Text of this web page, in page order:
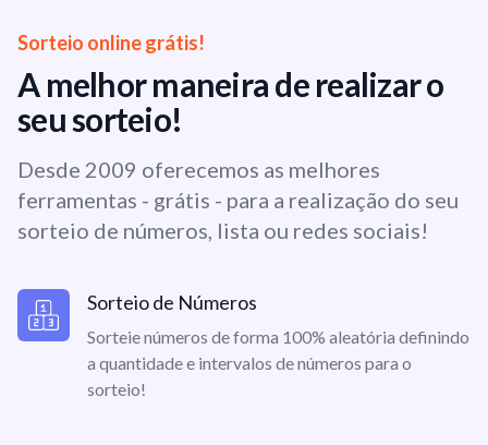
Sorteio online grátis!
A melhor maneira de realizar o
seu sorteio!
Desde 2009 oferecemos as melhores
ferramentas - grátis - para a realização do seu
sorteio de números, lista ou redes sociais!
Sorteio de Números
Sorteie números de forma 100% aleatória definindo
a quantidade e intervalos de números para o
sorteio!